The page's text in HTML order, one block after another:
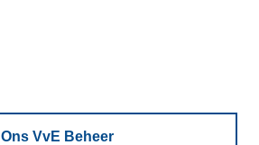
Ons VvE Beheer